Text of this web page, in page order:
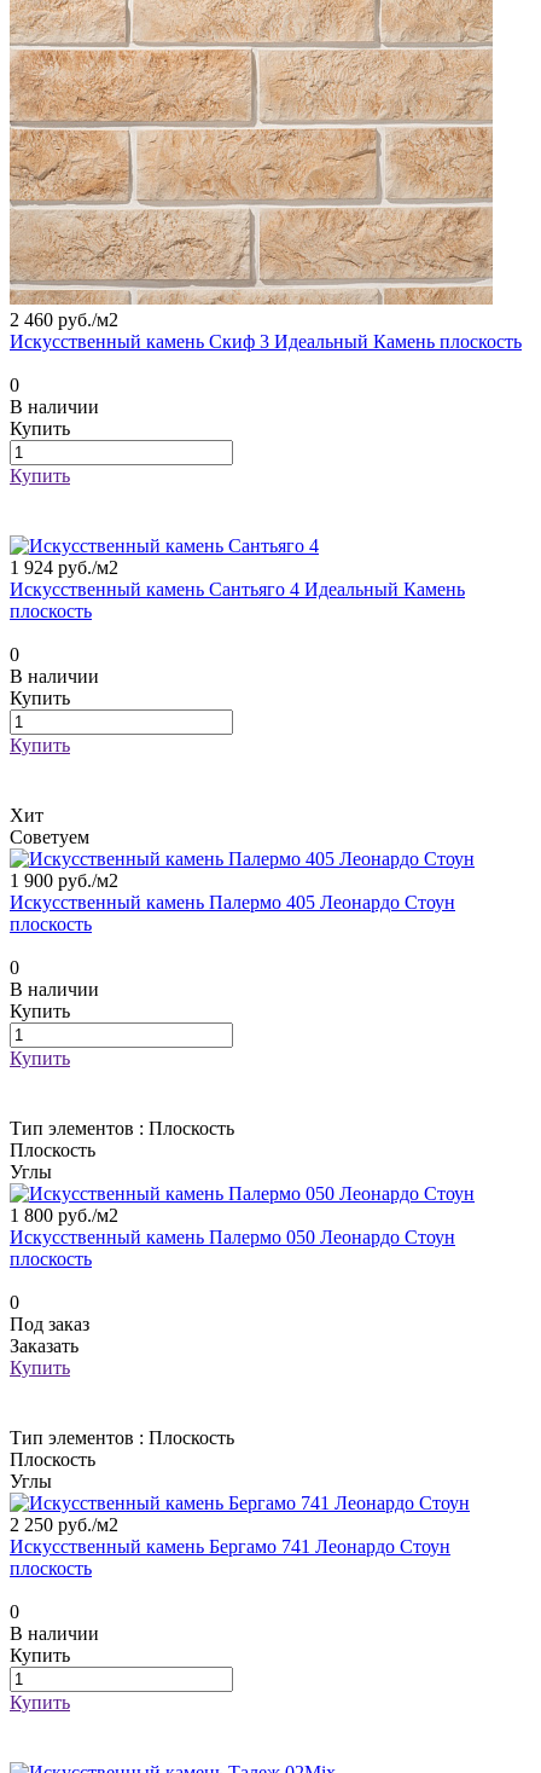
2 460 руб./м2
Искусственный камень Скиф 3 Идеальный Камень плоскость
0
В наличии
Купить
Купить
1 924 руб./м2
Искусственный камень Сантьяго 4 Идеальный Камень
плоскость
0
В наличии
Купить
Купить
Хит
Советуем
1 900 руб./м2
Искусственный камень Палермо 405 Леонардо Стоун
плоскость
0
В наличии
Купить
Купить
Тип элементов : Плоскость
Плоскость
Углы
1 800 руб./м2
Искусственный камень Палермо 050 Леонардо Стоун
плоскость
0
Под заказ
Заказать
Купить
Тип элементов : Плоскость
Плоскость
Углы
2 250 руб./м2
Искусственный камень Бергамо 741 Леонардо Стоун
плоскость
0
В наличии
Купить
Купить